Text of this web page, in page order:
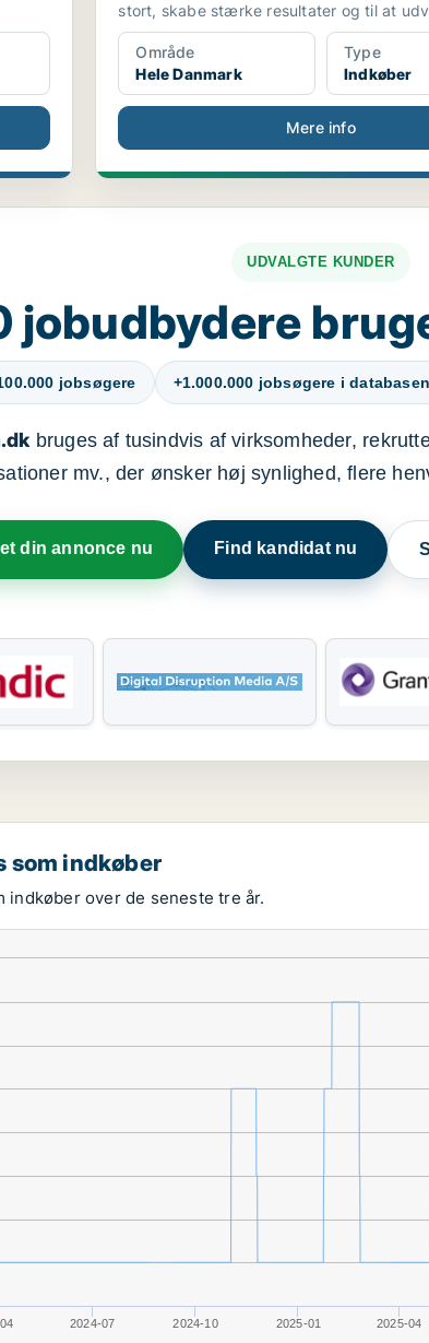
stort, skabe stærke resultater og til at
Område
Hele Danmark
Type
Indkøber
Mere info
UDVALGTE KUNDER
jobudbydere
jobsøgere +1.000.000 jobsøgere i databasen
bruges af tusindvis af virksomheder,
mv., der ønsker høj synlighed, flere
din annonce nu Find kandidat nu
som indkøber
indkøber over de seneste tre år.
2024-07 2024-10 2025-01 2025-04